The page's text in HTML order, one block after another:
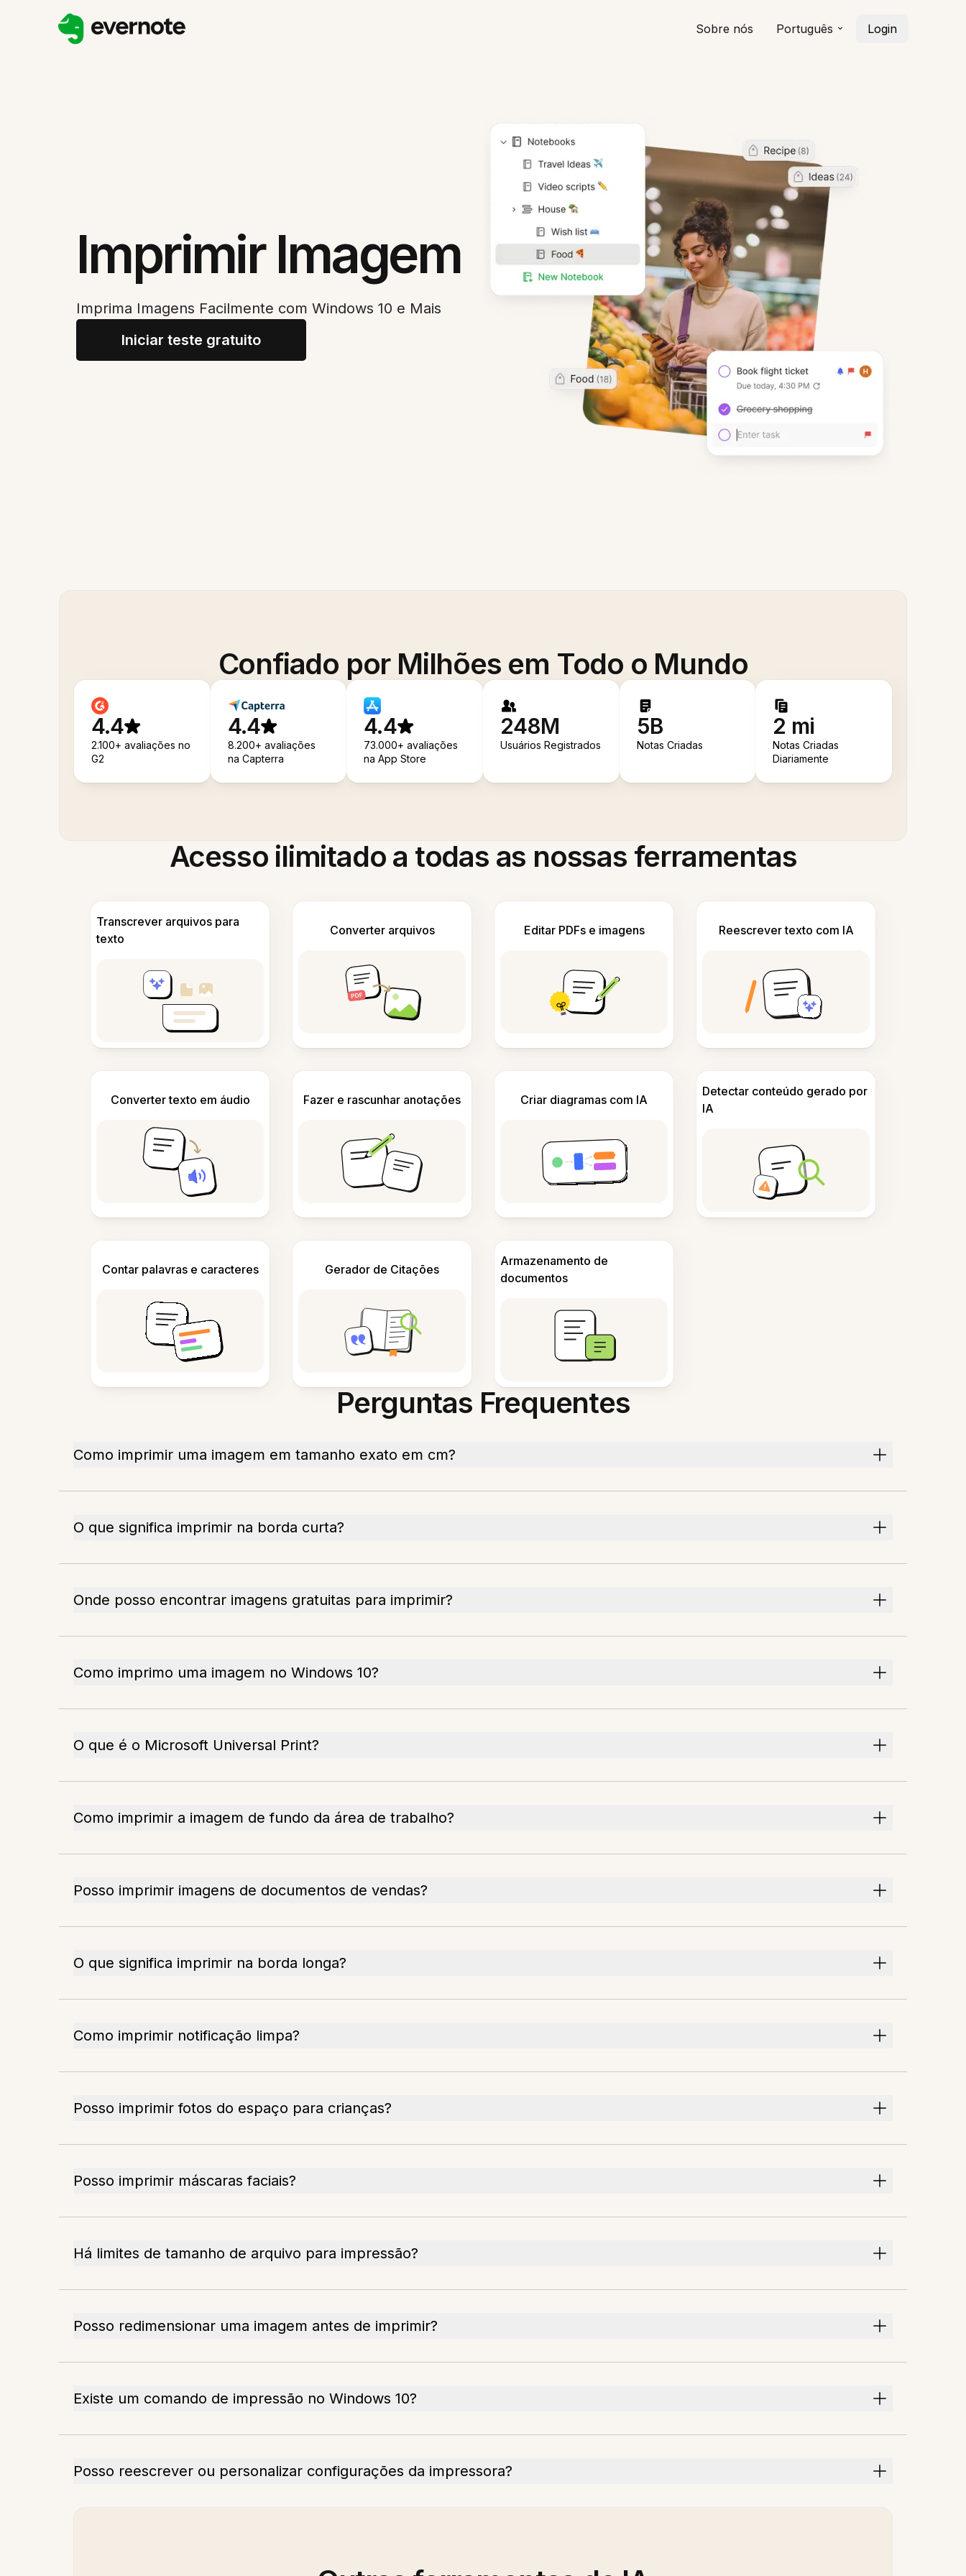
Sobre nós Português Login
Imprimir Imagem
Imprima Imagens Facilmente com Windows 10 e Mais
Iniciar teste gratuito
Confiado por Milhões em Todo o Mundo
4.4
2.100+ avaliações no
G2
4.4
8.200+ avaliações
na Capterra
4.4
73.000+ avaliações
na App Store
248M
Usuários Registrados
5B
Notas Criadas
2 mi
Notas Criadas
Diariamente
Acesso ilimitado a todas as nossas ferramentas
Transcrever arquivos para
texto
Converter arquivos Editar PDFs e imagens Reescrever texto com IA
Converter texto em áudio Fazer e rascunhar anotações Criar diagramas com IA
Detectar conteúdo gerado por
IA
Contar palavras e caracteres Gerador de Citações
Armazenamento de
documentos
Perguntas Frequentes
Como imprimir uma imagem em tamanho exato em cm?
O que significa imprimir na borda curta?
Onde posso encontrar imagens gratuitas para imprimir?
Como imprimo uma imagem no Windows 10?
O que é o Microsoft Universal Print?
Como imprimir a imagem de fundo da área de trabalho?
Posso imprimir imagens de documentos de vendas?
O que significa imprimir na borda longa?
Como imprimir notificação limpa?
Posso imprimir fotos do espaço para crianças?
Posso imprimir máscaras faciais?
Há limites de tamanho de arquivo para impressão?
Posso redimensionar uma imagem antes de imprimir?
Existe um comando de impressão no Windows 10?
Posso reescrever ou personalizar configurações da impressora?